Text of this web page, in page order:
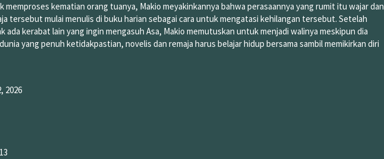
memproses kematian orang tuanya, Makio meyakinkannya bahwa perasaannya yang rumit itu wajar dan
tersebut mulai menulis di buku harian sebagai cara untuk mengatasi kehilangan tersebut. Setelah
ada kerabat lain yang ingin mengasuh Asa, Makio memutuskan untuk menjadi walinya meskipun dia
yang penuh ketidakpastian, novelis dan remaja harus belajar hidup bersama sambil memikirkan diri
2026
13